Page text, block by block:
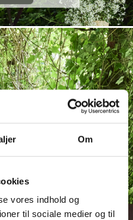
Om
vores indhold og
til sociale medier og til